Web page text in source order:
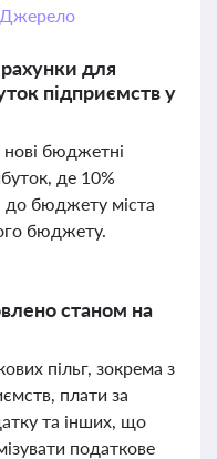
Джерело
для
підприємств у
нові бюджетні
де 10%
до бюджету міста
бюджету.
станом на
пільг, зокрема з
плати за
та інших, що
податкове